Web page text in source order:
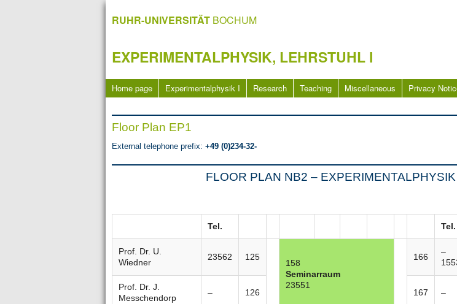
RUHR-UNIVERSITÄT BOCHUM
EXPERIMENTALPHYSIK, LEHRSTUHL I
Home page Experimentalphysik I Research Teaching Miscellaneous Privacy
Floor Plan EP1
External telephone prefix: +49 (0)234-32-
FLOOR PLAN NB2 – EXPERIMENTALPHYSIK
Tel. Tel.
Prof. Dr. U.
Wiedner
23562 125
158
Seminarraum
23551
166
–
Prof. Dr. J.
Messchendorp
– 126 167 –